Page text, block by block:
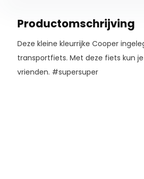
Productomschrijving
Deze kleine kleurrijke Cooper
transportfiets. Met deze fiets kun
vrienden. #supersuper